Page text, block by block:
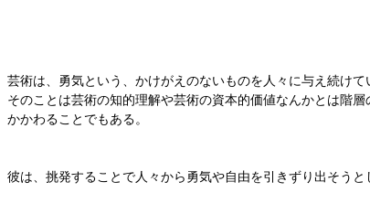
芸術は、勇気という、かけがえのないものを人々に与え続けて
そのことは芸術の知的理解や芸術の資本的価値なんかとは階
かかわることでもある。
彼は、挑発することで人々から勇気や自由を引きずり出そうと